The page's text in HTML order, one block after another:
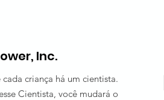
Inc.
criança há um cientista.
Cientista, você mudará o